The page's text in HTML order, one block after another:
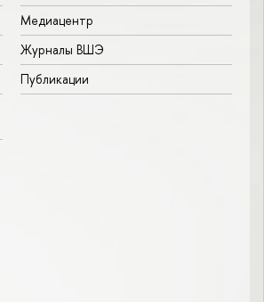
Медиацентр
Журналы ВШЭ
Публикации